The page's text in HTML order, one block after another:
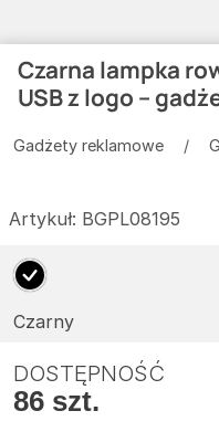
Czarna lampka
USB z logo –
Gadżety reklamowe
Artykuł: BGPL08195
Czarny
DOSTĘPNOŚĆ
86 szt.